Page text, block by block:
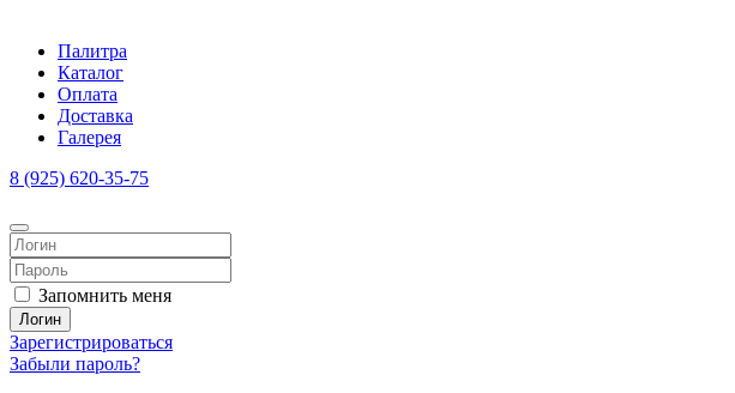
Палитра
Каталог
Оплата
Доставка
Галерея
8 (925) 620-35-75
Запомнить меня
Логин
Зарегистрироваться
Забыли пароль?